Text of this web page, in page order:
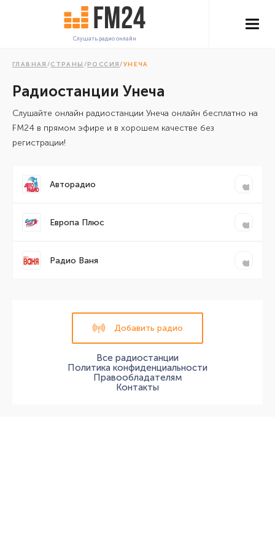
Слушать радио онлайн
ГЛАВНАЯ /СТРАНЫ /РОССИЯ/УНЕЧА
Радиостанции Унеча
Cлушайте онлайн радиостанции Унеча онлайн бесплатно на
FM24 в прямом эфире и в хорошем качестве без
регистрации!
Авторадио
Европа Плюс
Радио Ваня
Добавить радио
Все радиостанции
Политика конфиденциальности
Правообладателям
Контакты